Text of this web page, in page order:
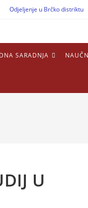
Odjeljenje u Brčko distriktu
SARADNJA
U